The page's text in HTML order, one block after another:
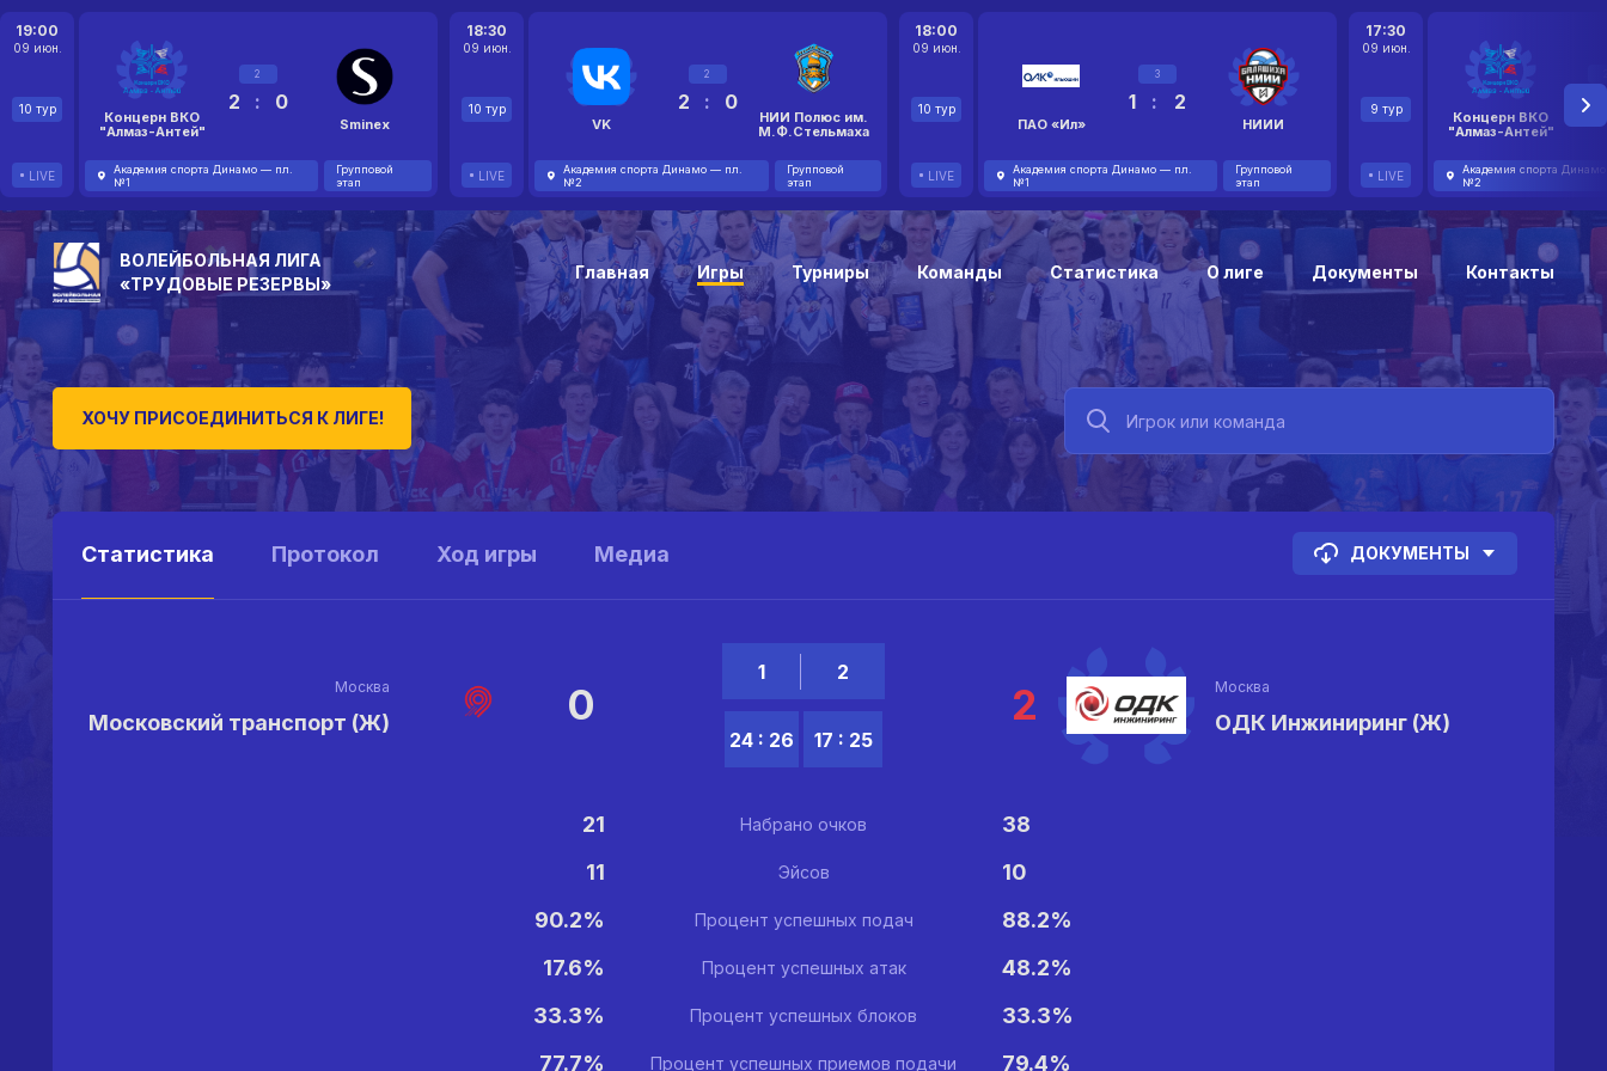
19:00
09 июн.
10 тур
LIVE
Концерн ВКО
"Алмаз-Антей"
2
2 : 0
Sminex
Академия спорта Динамо — пл.
№1
Групповой
этап
18:30
09 июн.
10 тур
LIVE
VK
2
2 : 0
НИИ Полюс им.
М.Ф.Стельмаха
Академия спорта Динамо — пл.
№2
Групповой
этап
18:00
09 июн.
10 тур
LIVE
ПАО «Ил»
3
1 : 2
НИИИ
Академия спорта Динамо — пл.
№1
Групповой
этап
17:30
09 июн.
9 тур
LIVE
Концерн ВКО
"Алмаз-Антей"
2
Академия спорта
№2
ВОЛЕЙБОЛЬНАЯ ЛИГА
«ТРУДОВЫЕ РЕЗЕРВЫ»
Главная Игры Турниры Команды Статистика О лиге Документы Контакты
ХОЧУ ПРИСОЕДИНИТЬСЯ К ЛИГЕ!
Статистика Протокол Ход игры Медиа ДОКУМЕНТЫ
Москва
Московский транспорт (Ж) 0
1
24 : 26
2
17 : 25
Москва
ОДК Инжиниринг (Ж)
2
21 Набрано очков
38
11
Эйсов
10
90.2%
Процент успешных подач
88.2%
17.6%
Процент успешных атак
48.2%
33.3%
Процент успешных блоков
33.3%
77.7%
Процент успешных приемов подачи 79.4%